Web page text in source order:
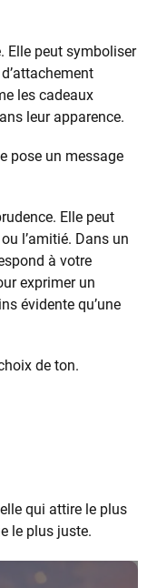
Elle peut symboliser
les cadeaux
leur apparence.
pose un message
Elle peut
l’amitié. Dans un
à votre
exprimer un
évidente qu’une
de ton.
qui attire le plus
le plus juste.